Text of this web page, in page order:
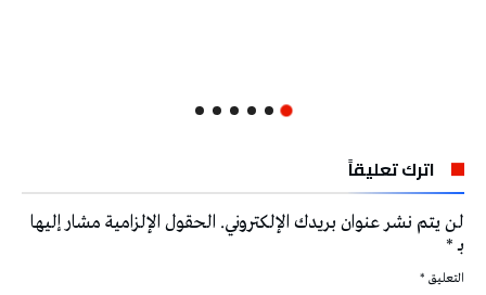
اترك تعليقاً
لن يتم نشر عنوان بريدك الإلكتروني. الحقول الإلزامية مشار إليها
بـ*
التعليق *